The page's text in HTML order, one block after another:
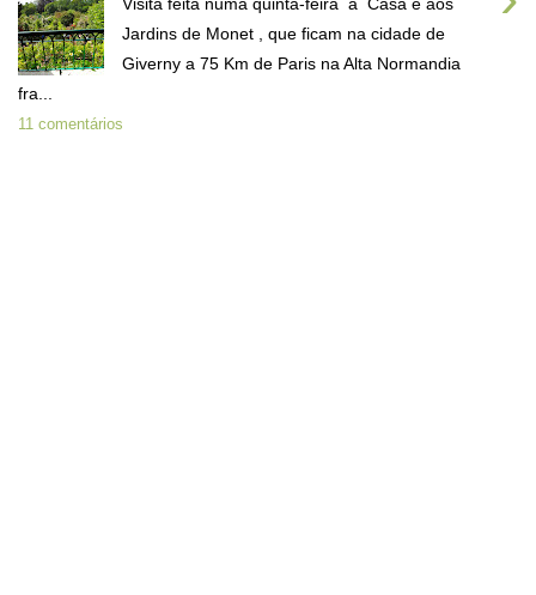
Jardins de Monet , que ficam na cidade de
Giverny a 75 Km de Paris na Alta Normandia
fra...
11 comentários